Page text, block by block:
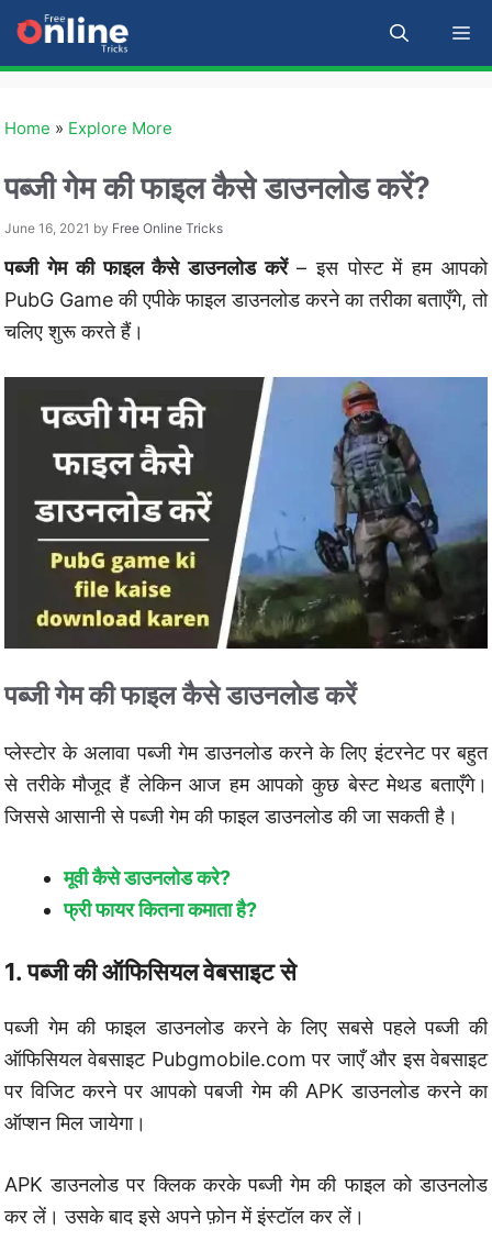
Skip
content
Home » Explore More
पब्जी गेम की फाइल कैसे डाउनलोड करें?
June 16, 2021 by Free Online Tricks
पब्जी गेम की फाइल कैसे डाउनलोड करें – इस पोस्ट में हम आपको
PubG Game की एपीके फाइल डाउनलोड करने का तरीका बताएँगे, तो
चलिए शुरू करते हैं।
पब्जी गेम की फाइल कैसे डाउनलोड करें
प्लेस्टोर के अलावा पब्जी गेम डाउनलोड करने के लिए इंटरनेट पर बहुत
से तरीके मौजूद हैं लेकिन आज हम आपको कुछ बेस्ट मेथड बताएँगे।
जिससे आसानी से पब्जी गेम की फाइल डाउनलोड की जा सकती है।
मूवी कैसे डाउनलोड करे?
फ्री फायर कितना कमाता है?
1. पब्जी की ऑफिसियल वेबसाइट से
पब्जी गेम की फाइल डाउनलोड करने के लिए सबसे पहले पब्जी की
ऑफिसियल वेबसाइट Pubgmobile.com पर जाएँ और इस वेबसाइट
पर विजिट करने पर आपको पबजी गेम की APK डाउनलोड करने का
ऑप्शन मिल जायेगा।
APK डाउनलोड पर क्लिक करके पब्जी गेम की फाइल को डाउनलोड
कर लें। उसके बाद इसे अपने फ़ोन में इंस्टॉल कर लें।